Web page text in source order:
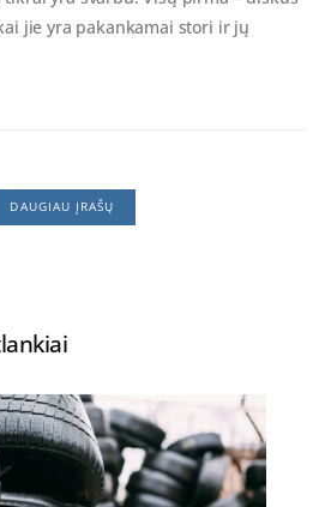
jie yra pakankamai stori ir jų
DAUGIAU ĮRAŠŲ